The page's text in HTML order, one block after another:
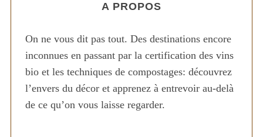
A PROPOS
On ne vous dit pas tout. Des destinations encore
inconnues en passant par la certification des vins
bio et les techniques de compostages: découvrez
l’envers du décor et apprenez à entrevoir au-delà
de ce qu’on vous laisse regarder.